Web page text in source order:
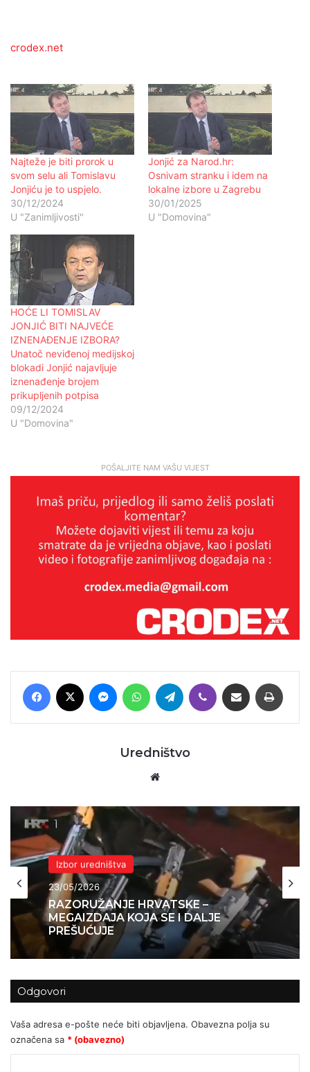
crodex.net
Najteže je biti prorok u
svom selu ali Tomislavu
Jonjiću je to uspjelo.
30/12/2024
U "Zanimljivosti"
Jonjić za Narod.hr:
Osnivam stranku i idem na
lokalne izbore u Zagrebu
30/01/2025
U "Domovina"
HOĆE LI TOMISLAV
JONJIĆ BITI NAJVEĆE
IZNENAĐENJE IZBORA?
Unatoč neviđenoj medijskoj
blokadi Jonjić najavljuje
iznenađenje brojem
prikupljenih potpisa
09/12/2024
U "Domovina"
POŠALJITE NAM VAŠU VIJEST
Facebook MessengerWhatsAppTelegram Viber Podijeli putem E-maila
Uredništvo
Izbor uredništva
23/05/2026
RAZORUŽANJE HRVATSKE –
MEGAIZDAJA KOJA SE I DALJE
PREŠUĆUJE
Odgovori
Vaša adresa e-pošte neće biti objavljena. Obavezna polja su
označena sa * (obavezno)